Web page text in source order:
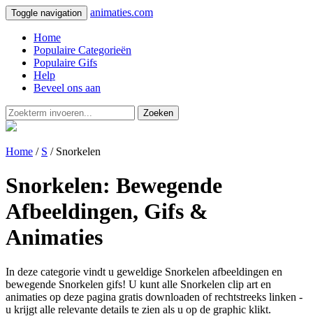
Toggle navigation animaties.com
Home
Populaire Categorieën
Populaire Gifs
Help
Beveel ons aan
Zoeken
Home / S / Snorkelen
Snorkelen: Bewegende
Afbeeldingen, Gifs &
Animaties
In deze categorie vindt u geweldige Snorkelen afbeeldingen en
bewegende Snorkelen gifs! U kunt alle Snorkelen clip art en
animaties op deze pagina gratis downloaden of rechtstreeks linken -
u krijgt alle relevante details te zien als u op de graphic klikt.